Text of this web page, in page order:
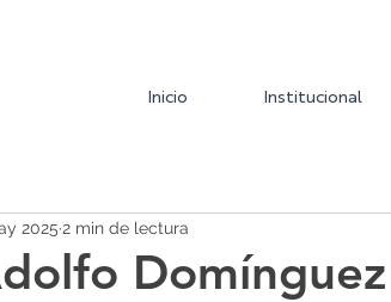
Inicio Institucional
2025 2 min de lectura